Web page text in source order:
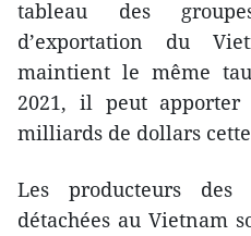
tableau des
d’exportation du
maintient le même
2021, il peut
milliards de dollars
Les producteurs des
détachées au Vietnam